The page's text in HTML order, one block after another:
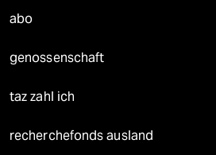
abo
genossenschaft
taz zahl ich
recherchefonds ausland